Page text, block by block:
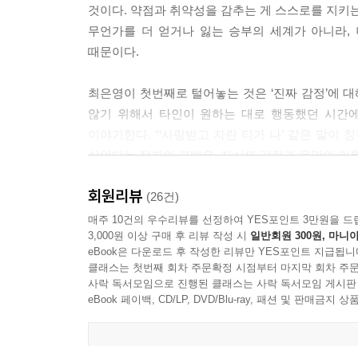
것이다. 약점과 취약성을 감추는 게 스스로를 지
무언가를 더 얻거나 잃는 승부의 세계가 아니라
때문이다.
최은영이 첫번째로 털어놓는 것은 ‘진짜 감정’에
않기 위해서 타인이 원하는 대로 행동했던 시간
싶었다는 작가의 고백은, 자신의 감정과 욕망의
두번째는 ‘유약한 상황’에 대한 것이다. 작가는
선택했지만, 애초부터 혼자 살고 싶었던 건
존재했다”(138~139쪽)는 말처럼 작가에게 ‘혼자
찌르며 예상치 못한 모습으로 펼쳐지는 삶, 최
바랐던 삶의 기준에 맞추어 평가하는 것은 아니
연약함을 끌어안는다. 그것은 매 순간 달라지는
회원리뷰 (26건)
매주 10건의 우수리뷰를 선정하여 YES포인트 3만원을 드
3,000원 이상 구매 후 리뷰 작성 시 일반회원 300원, 마니
eBook은 다운로드 후 작성한 리뷰만 YES포인트 지급됩니
클래스는 첫번째 회차 주문확정 시점부터 마지막 회차 주
사락 독서모임으로 진행된 클래스는 사락 독서모임 게시
eBook 페이백, CD/LP, DVD/Blu-ray, 패션 및 판매금지 상